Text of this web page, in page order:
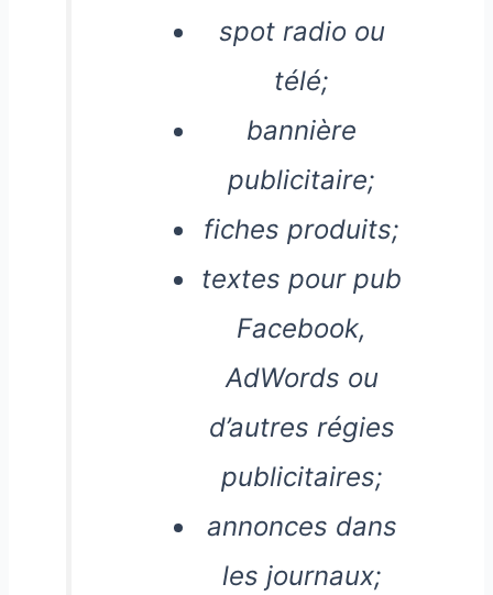
spot radio ou
télé;
bannière
publicitaire;
fiches produits;
textes pour pub
Facebook,
AdWords ou
d’autres régies
publicitaires;
annonces dans
les journaux;